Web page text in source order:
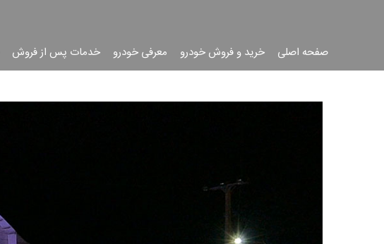
صفحه اصلی خرید و فروش خودرو معرفی خودرو خدمات پس از فروش
جست